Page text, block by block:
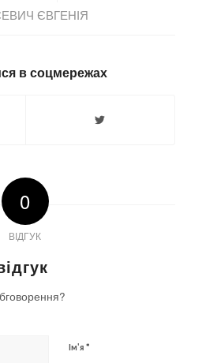
ЄВГЕНІЯ
в соцмережах
0
ВІДГУК
Ім'я *